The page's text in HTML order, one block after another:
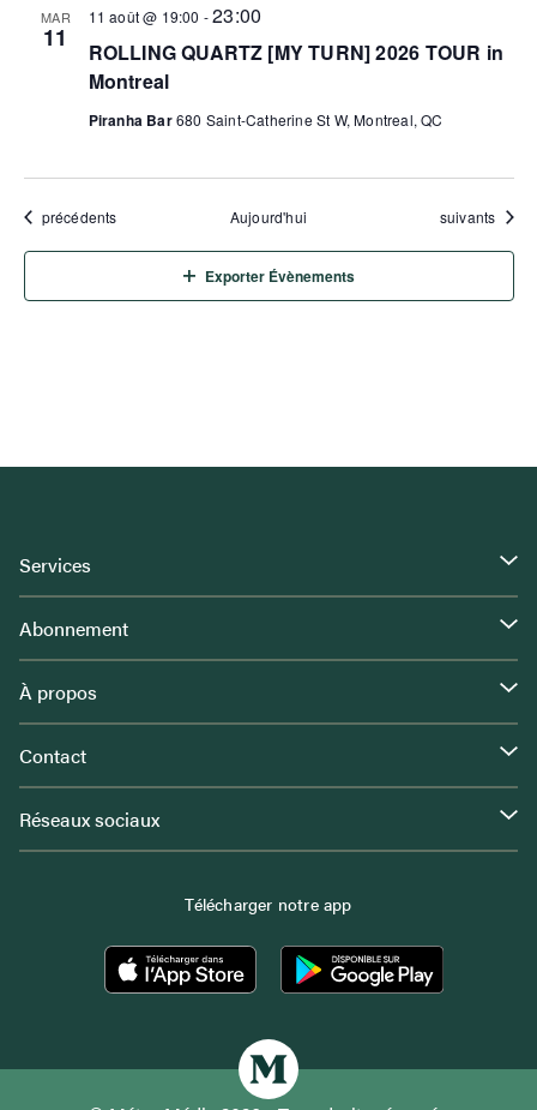
MAR
11
ROLLING QUARTZ [MY TURN] 2026 TOUR in
Montreal
11 août @ 19:00 -23:00
Piranha Bar680 Saint-Catherine St W, Montreal, QC
Évènements
précédents Aujourd'hui Évènements
suivants
Exporter Évènements
Services
Abonnement
À propos
Contact
Réseaux sociaux
Télécharger notre app